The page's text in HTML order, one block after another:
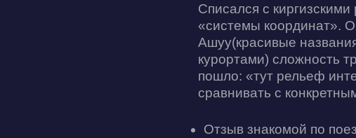
Списался с
«системы координат».
Ашуу(красивые
курортами) сложность
пошло: «тут рельеф
сравнивать с
Отзыв знакомой по